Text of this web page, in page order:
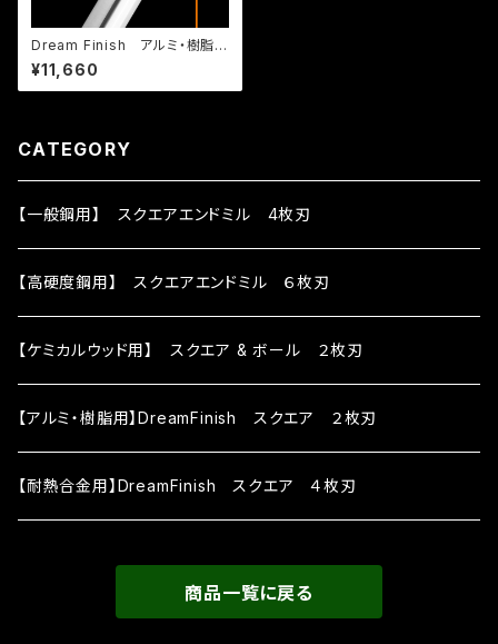
Dream Finish アルミ・樹脂
用 DRAI 12-2
¥11,660
CATEGORY
【一般鋼用】 スクエアエンドミル 4枚刃
【高硬度鋼用】 スクエアエンドミル ６枚刃
【ケミカルウッド用】 スクエア & ボール ２枚刃
【アルミ・樹脂用】DreamFinish スクエア ２枚刃
【耐熱合金用】DreamFinish スクエア ４枚刃
商品一覧に戻る